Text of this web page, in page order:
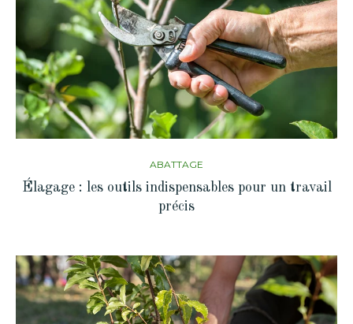
ABATTAGE
Élagage : les outils indispensables pour un travail
précis